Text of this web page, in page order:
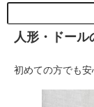
人形・ドール
初めての方でも安